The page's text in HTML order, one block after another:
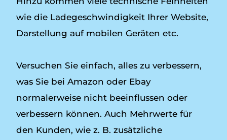
wie die Ladegeschwindigkeit Ihrer Website,
Darstellung auf mobilen Geräten etc.
Versuchen Sie einfach, alles zu verbessern,
was Sie bei Amazon oder Ebay
normalerweise nicht beeinflussen oder
verbessern können. Auch Mehrwerte für
den Kunden, wie z. B. zusätzliche